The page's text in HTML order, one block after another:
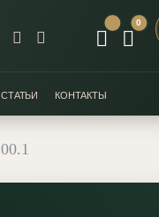
0
СТАТЬИ КОНТАКТЫ